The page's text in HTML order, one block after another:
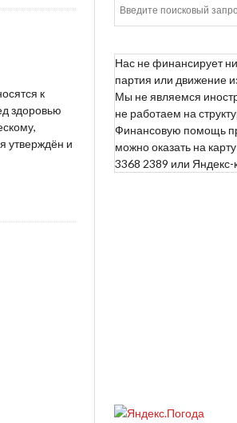
к
здоровью
утверждён и
Нас не финансирует
партия или движение
Мы не являемся
не работаем на
Финансовую помощь
можно оказать на
3368 2389 или Яндекс-